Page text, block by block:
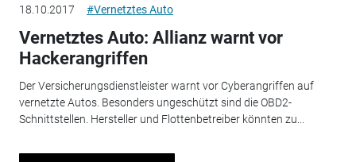
18.10.2017 #Vernetztes Auto
Vernetztes Auto: Allianz warnt vor
Hackerangriffen
Der Versicherungsdienstleister warnt vor Cyberangriffen auf
vernetzte Autos. Besonders ungeschützt sind die OBD2-
Schnittstellen. Hersteller und Flottenbetreiber könnten zu...